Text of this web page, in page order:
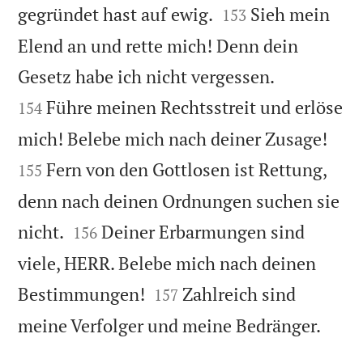
gegründet hast auf ewig. 

153 Sieh mein
Elend an und rette mich! Denn dein
Gesetz habe ich nicht vergessen.
154 Führe meinen Rechtsstreit und erlöse
mich! Belebe mich nach deiner Zusage!
155 Fern von den Gottlosen ist Rettung,
denn nach deinen Ordnungen suchen sie
nicht. 

156 Deiner Erbarmungen sind
viele, HERR. Belebe mich nach deinen
Bestimmungen! 

157 Zahlreich sind
meine Verfolger und meine Bedränger.